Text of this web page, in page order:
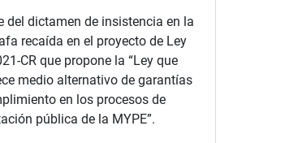
del dictamen de insistencia en la
recaída en el proyecto de Ley
CR que propone la “Ley que
medio alternativo de garantías
en los procesos de
pública de la MYPE”.